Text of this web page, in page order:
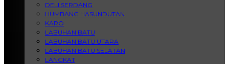
DELI SERDANG
HUMBANG HASUNDUTAN
KARO
LABUHAN BATU
LABUHAN BATU UTARA
LABUHAN BATU SELATAN
LANGKAT